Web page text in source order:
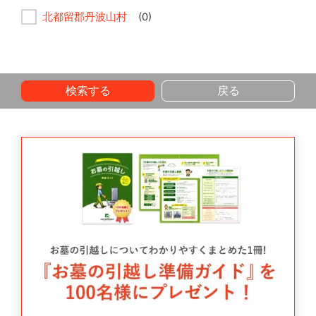
北都留郡丹波山村 (0)
検索する 戻る